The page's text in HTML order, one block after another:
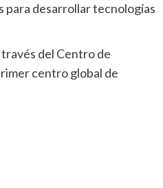
para desarrollar tecnologías
del Centro de
centro global de